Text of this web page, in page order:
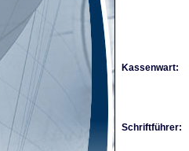
Kassenwart:
Schriftführer: